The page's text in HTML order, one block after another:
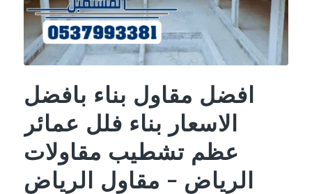
افضل مقاول بناء بافضل
الاسعار بناء فلل عمائر
عظم تشطيب مقاولات
الرياض – مقاول الرياض